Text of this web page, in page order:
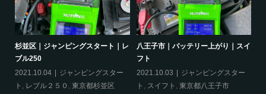
杉並区｜ジャンピングスタート｜レ
ブル250
2021.10.04
ジャンピングスター
ト , レブル２５０ , 東京都杉並区
八王子市｜バッテリー上がり｜スイ
フト
2021.10.03
ジャンピングスター
ト , スイフト , 東京都八王子市